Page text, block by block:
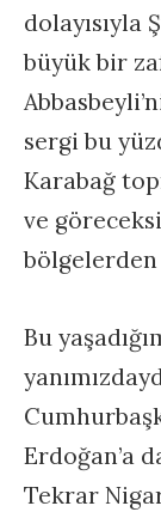
dolayısıyla
büyük bir
sergi bu
Karabağ
ve
Bu
Erdoğan’a
Tekrar